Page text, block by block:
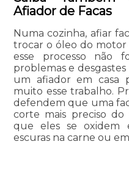
Afiador de Facas
Numa cozinha, afiar
trocar o óleo do motor
esse processo não
problemas e
um afiador em casa
muito esse trabalho.
defendem que uma
corte mais preciso
que eles se oxidem
escuras na carne ou